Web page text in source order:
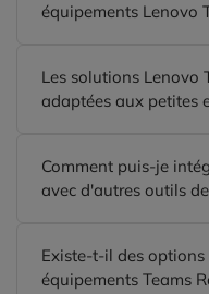
équipements Lenovo
Les solutions Lenovo
adaptées aux petites
Comment puis-je
avec d'autres outils
Existe-t-il des
équipements Teams